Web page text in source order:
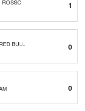
ROSSO
1
BULL
0
0